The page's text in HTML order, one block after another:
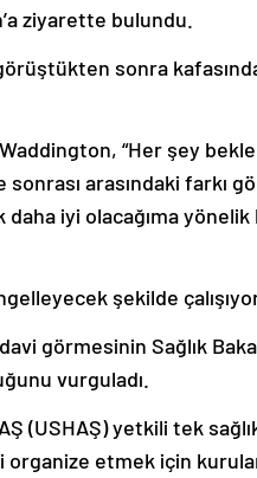
ziyarette bulundu.
sonra
“Her şey
arasındaki farkı
daha iyi olacağıma
şekilde
görmesinin Sağlık
vurguladı.
(USHAŞ) yetkili tek
etmek için